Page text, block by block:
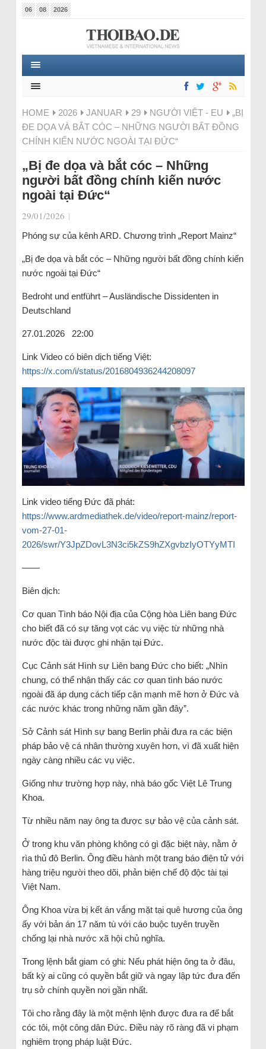
06 08 2026
HOME 2026 JANUAR 29 NGƯỜI VIỆT - EU
„BỊ
ĐE DỌA VÀ BẮT CÓC – NHỮNG NGƯỜI BẤT ĐỒNG
CHÍNH KIẾN NƯỚC NGOÀI TẠI ĐỨC“
„Bị đe dọa và bắt cóc – Những
người bất đồng chính kiến nước
ngoài tại Đức“
29/01/2026 |
Phóng sự của kênh ARD. Chương trình „Report Mainz“
„Bị đe dọa và bắt cóc – Những người bất đồng chính kiến
nước ngoài tại Đức“
Bedroht und entführt – Ausländische Dissidenten in
Deutschland
27.01.2026 22:00
Link Video có biên dịch tiếng Việt:
https://x.com/i/status/2016804936244208097
Link video tiếng Đức đã phát:
https://www.ardmediathek.de/video/report-mainz/report-
vom-27-01-
2026/swr/Y3JpZDovL3N3ci5kZS9hZXgvbzIyOTYyMTI
——
Biên dịch:
Cơ quan Tình báo Nội địa của Cộng hòa Liên bang Đức
cho biết đã có sự tăng vọt các vụ việc từ những nhà
nước độc tài được ghi nhận tại Đức.
Cục Cảnh sát Hình sự Liên bang Đức cho biết: „Nhìn
chung, có thể nhận thấy các cơ quan tình báo nước
ngoài đã áp dụng cách tiếp cận mạnh mẽ hơn ở Đức và
các nước khác trong những năm gần đây”.
Sở Cảnh sát Hình sự bang Berlin phải đưa ra các biện
pháp bảo vệ cá nhân thường xuyên hơn, vì đã xuất hiện
ngày càng nhiều các vụ việc.
Giống như trường hợp này, nhà báo gốc Việt Lê Trung
Khoa.
Từ nhiều năm nay ông ta được sự bảo vệ của cảnh sát.
Ở trong khu văn phòng không có gì đặc biệt này, nằm ở
rìa thủ đô Berlin. Ông điều hành một trang báo điện tử với
hàng triệu người theo dõi, phản biện chế độ độc tài tại
Việt Nam.
Ông Khoa vừa bị kết án vắng mặt tại quê hương của ông
ấy với bản án 17 năm tù với cáo buộc tuyên truyền
chống lại nhà nước xã hội chủ nghĩa.
Trong lệnh bắt giam có ghi: Nếu phát hiện ông ta ở đâu,
bất kỳ ai cũng có quyền bắt giữ và ngay lập tức đưa đến
trụ sở chính quyền nơi gần nhất.
Tôi cho rằng đây là một mệnh lệnh được đưa ra để bắt
cóc tôi, một công dân Đức. Điều này rõ ràng đã vi phạm
nghiêm trọng pháp luật Đức.